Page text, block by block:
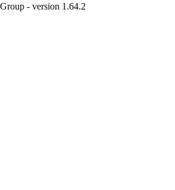
- version 1.64.2